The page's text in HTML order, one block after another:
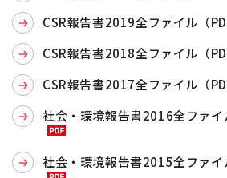
CSR報告書2019全ファイル（
CSR報告書2018全ファイル（
CSR報告書2017全ファイル（
社会・環境報告書2016全ファイ
社会・環境報告書2015全ファイ